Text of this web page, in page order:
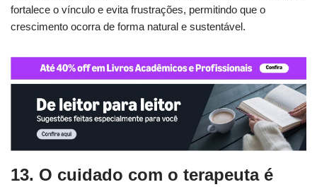
fortalece o vínculo e evita frustrações, permitindo que o
crescimento ocorra de forma natural e sustentável.
13. O cuidado com o terapeuta é